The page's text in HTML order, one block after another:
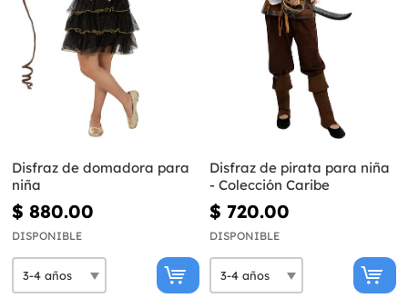
Disfraz de domadora para
niña
$ 880.00
DISPONIBLE
Disfraz de pirata para niña
- Colección Caribe
$ 720.00
DISPONIBLE